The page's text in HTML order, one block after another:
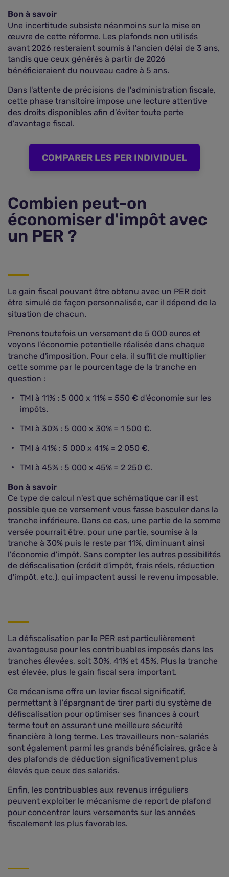
Bon à savoir
Une incertitude subsiste néanmoins sur la mise en
œuvre de cette réforme. Les plafonds non utilisés
avant 2026 resteraient soumis à l'ancien délai de 3 ans,
tandis que ceux générés à partir de 2026
bénéficieraient du nouveau cadre à 5 ans.
Dans l'attente de précisions de l'administration fiscale,
cette phase transitoire impose une lecture attentive
des droits disponibles afin d'éviter toute perte
d'avantage fiscal.
COMPARER LES PER INDIVIDUEL
Combien peut-on
économiser d'impôt avec
un PER ?
Le gain fiscal pouvant être obtenu avec un PER doit
être simulé de façon personnalisée, car il dépend de la
situation de chacun.
Prenons toutefois un versement de 5 000 euros et
voyons l'économie potentielle réalisée dans chaque
tranche d'imposition. Pour cela, il suffit de multiplier
cette somme par le pourcentage de la tranche en
question :
TMI à 11% : 5 000 x 11% = 550 € d'économie sur les
impôts.
TMI à 30% : 5 000 x 30% = 1 500 €.
TMI à 41% : 5 000 x 41% = 2 050 €.
TMI à 45% : 5 000 x 45% = 2 250 €.
Bon à savoir
Ce type de calcul n'est que schématique car il est
possible que ce versement vous fasse basculer dans la
tranche inférieure. Dans ce cas, une partie de la somme
versée pourrait être, pour une partie, soumise à la
tranche à 30% puis le reste par 11%, diminuant ainsi
l'économie d'impôt. Sans compter les autres possibilités
de défiscalisation (crédit d'impôt, frais réels, réduction
d'impôt, etc.), qui impactent aussi le revenu imposable.
La défiscalisation par le PER est particulièrement
avantageuse pour les contribuables imposés dans les
tranches élevées, soit 30%, 41% et 45%. Plus la tranche
est élevée, plus le gain fiscal sera important.
Ce mécanisme offre un levier fiscal significatif,
permettant à l'épargnant de tirer parti du système de
défiscalisation pour optimiser ses finances à court
terme tout en assurant une meilleure sécurité
financière à long terme. Les travailleurs non-salariés
sont également parmi les grands bénéficiaires, grâce à
des plafonds de déduction significativement plus
élevés que ceux des salariés.
Enfin, les contribuables aux revenus irréguliers
peuvent exploiter le mécanisme de report de plafond
pour concentrer leurs versements sur les années
fiscalement les plus favorables.